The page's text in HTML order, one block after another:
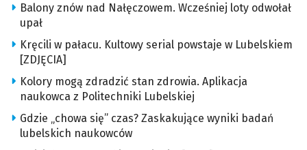
Balony znów nad Nałęczowem. Wcześniej loty odwołał
upał
Kręcili w pałacu. Kultowy serial powstaje w Lubelskiem
[ZDJĘCIA]
Kolory mogą zdradzić stan zdrowia. Aplikacja
naukowca z Politechniki Lubelskiej
Gdzie „chowa się” czas? Zaskakujące wyniki badań
lubelskich naukowców